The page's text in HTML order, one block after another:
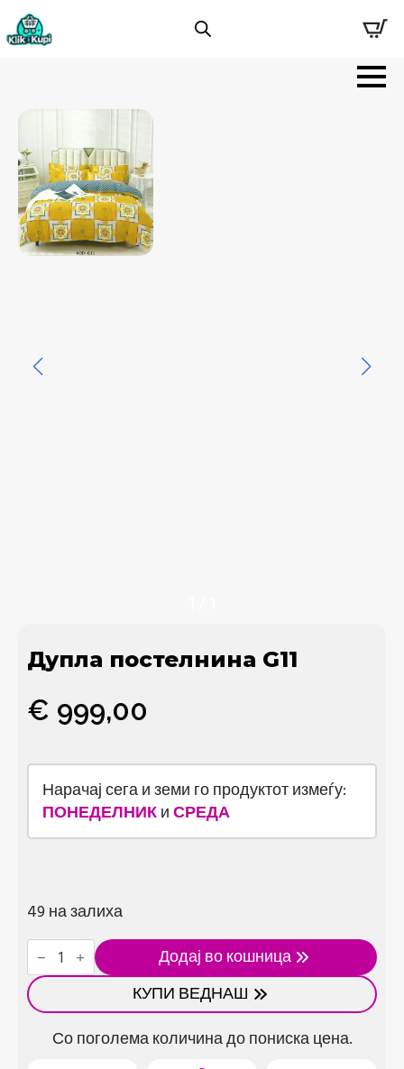
Дупла постелнина G11
€ 999,00
Нарачај сега и земи го продуктот измеѓу:
ПОНЕДЕЛНИК и СРЕДА
49 на залиха
Дупла
постелнина
G11
количина
Додај во кошница
КУПИ ВЕДНАШ
Со поголема количина до пониска цена.